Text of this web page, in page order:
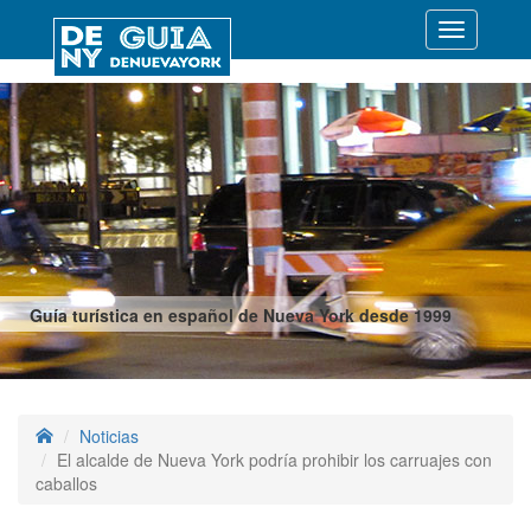
Guía turística en español de Nueva York desde 1999
Desplegar
Noticias
El alcalde de Nueva York podría prohibir los carruajes con
caballos